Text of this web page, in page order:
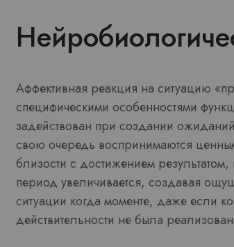
Аффективная реакция на ситуацию
специфическими особенностями
задействован при создании
свою очередь воспринимаются
близости с достижением
период увеличивается, создавая
ситуации когда моменте, даже если
действительности не была